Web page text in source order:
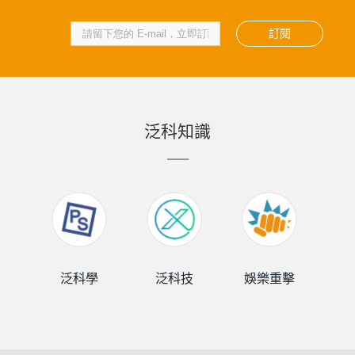
訂閱
泛科知識
泛科學 泛科技 娛樂重擊